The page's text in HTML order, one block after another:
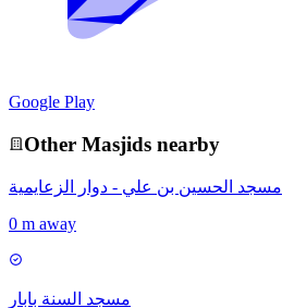
Google Play
Other Masjids nearby
مسجد الحسين بن علي - دوار الزعايمية
0 m away
مسجد السنة بابار